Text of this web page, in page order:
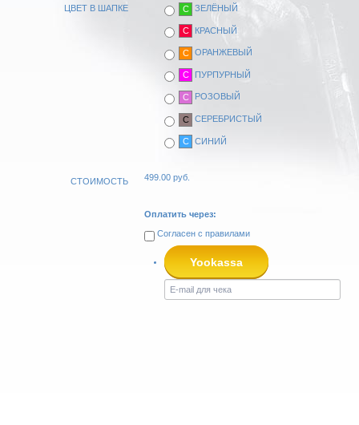
ЦВЕТ В ШАПКЕ C ЗЕЛЁНЫЙ
C КРАСНЫЙ
C ОРАНЖЕВЫЙ
C ПУРПУРНЫЙ
C РОЗОВЫЙ
C СЕРЕБРИСТЫЙ
C СИНИЙ
СТОИМОСТЬ 499.00 руб.
Оплатить через:
Согласен с правилами
Yookassa